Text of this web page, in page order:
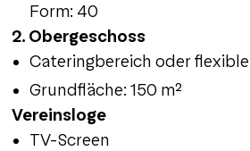
Form: 40
2. Obergeschoss
Cateringbereich oder
Grundfläche: 150 m²
Vereinsloge
TV-Screen